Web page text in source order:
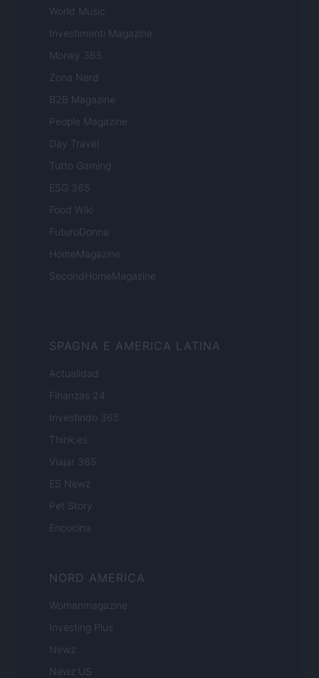
World Music
Investimenti Magazine
Money 365
Zona Nerd
B2B Magazine
People Magazine
Day Travel
Tutto Gaming
ESG 365
Food Wiki
FuturoDonna
HomeMagazine
SecondHomeMagazine
SPAGNA E AMERICA LATINA
Actualidad
Finanzas 24
Investindo 365
Think.es
Viajar 365
ES Newz
Pet Story
Encocina
NORD AMERICA
Womanmagazine
Investing Plus
Newz
Newz US